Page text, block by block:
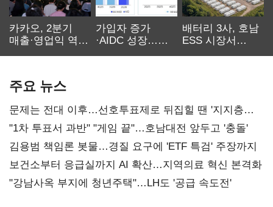
카카오, 2분기
매출·영업익 역대
가입자 증가
·AIDC 성장…
배터리 3사, 호남
ESS 시장서
주요 뉴스
문제는 전대 이후…선호투표제로 뒤집힐 땐 '지지층
불복'
"1차 투표서 과반" "게임 끝"…호남대전 앞두고 '충돌'
김용범 책임론 봇물…경질 요구에 'ETF 특검' 주장까지
보건소부터 응급실까지 AI 확산…지역의료 혁신 본격화
"강남사옥 부지에 청년주택"…LH도 '공급 속도전'